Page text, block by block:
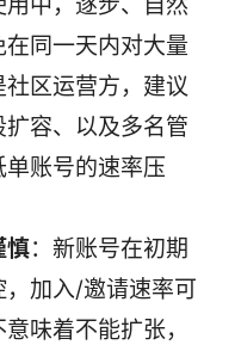
同一天内对大量
区运营方，建议
容、以及多名管
账号的速率压
慎：新账号在初期
加入/邀请速率可
味着不能扩张，